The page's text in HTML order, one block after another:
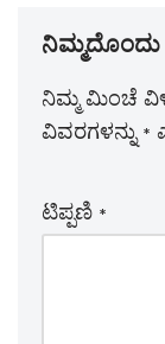
ನಿಮ್ಮ ಮಿಂಚೆ
ವಿವರಗಳನ್ನು*
ಟಿಪ್ಪಣಿ *